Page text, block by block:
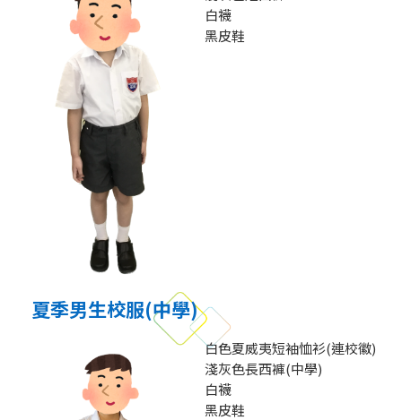
白襪
黑皮鞋
夏季男生校服(中學)
白色夏威夷短袖恤衫(連校徽)
淺灰色長西褲(中學)
白襪
黑皮鞋